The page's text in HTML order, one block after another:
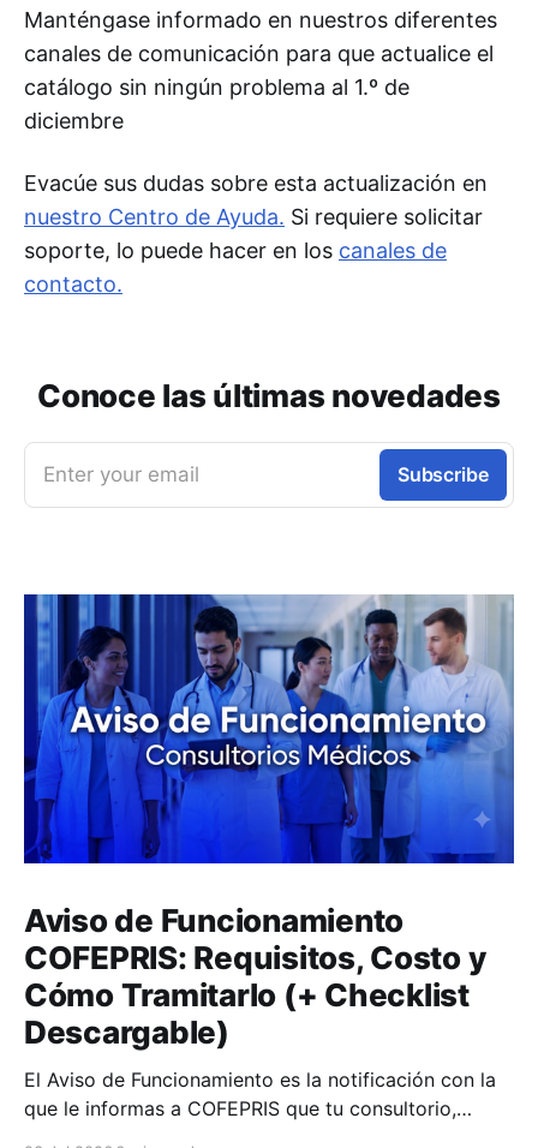
Manténgase informado en nuestros diferentes
canales de comunicación para que actualice el
catálogo sin ningún problema al 1.º de
diciembre
Evacúe sus dudas sobre esta actualización en
nuestro Centro de Ayuda. Si requiere solicitar
soporte, lo puede hacer en los canales de
contacto.
Conoce las últimas novedades
Enter your email Subscribe
Aviso de Funcionamiento
COFEPRIS: Requisitos, Costo y
Cómo Tramitarlo (+ Checklist
Descargable)
El Aviso de Funcionamiento es la notificación con la
que le informas a COFEPRIS que tu consultorio,